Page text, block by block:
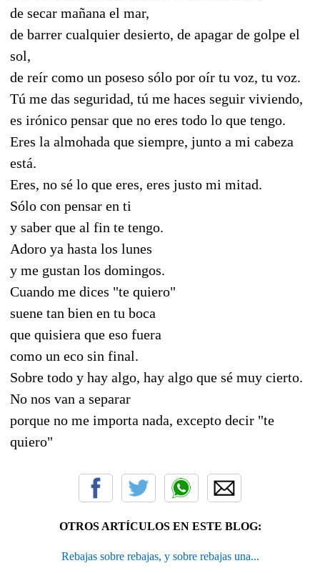
de secar mañana el mar,
de barrer cualquier desierto, de apagar de golpe el
sol,
de reír como un poseso sólo por oír tu voz, tu voz.
Tú me das seguridad, tú me haces seguir viviendo,
es irónico pensar que no eres todo lo que tengo.
Eres la almohada que siempre, junto a mi cabeza
está.
Eres, no sé lo que eres, eres justo mi mitad.
Sólo con pensar en ti
y saber que al fin te tengo.
Adoro ya hasta los lunes
y me gustan los domingos.
Cuando me dices "te quiero"
suene tan bien en tu boca
que quisiera que eso fuera
como un eco sin final.
Sobre todo y hay algo, hay algo que sé muy cierto.
No nos van a separar
porque no me importa nada, excepto decir "te
quiero"
OTROS ARTÍCULOS EN ESTE BLOG:
Rebajas sobre rebajas, y sobre rebajas una...